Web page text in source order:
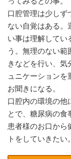
口腔管理は少しず
ない自覚はある。
い事は理解してい
う。無理のない
きなどを行い、気
ュニケーション
お聞きになる。
口腔内の環境の他
とで、糖尿病の食
患者様のお口から
トをしていきたい。